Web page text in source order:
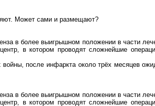
Может сами и размещают?
в более выигрышном положении в части
в котором проводят сложнейшие
после инфаркта около трёх месяцев
в более выигрышном положении в части
в котором проводят сложнейшие